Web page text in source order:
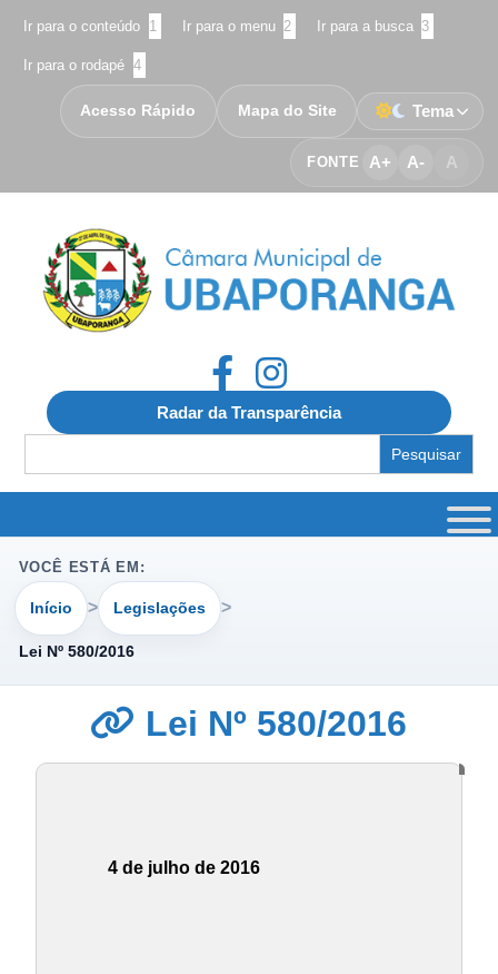
Ir para o conteúdo 1 Ir para o menu 2 Ir para a busca 3
Ir para o rodapé 4
FONTE A+ A- A
Acesso Rápido Mapa do Site Tema
Radar da Transparência
for:
VOCÊ ESTÁ EM:
Início Legislações
Lei Nº 580/2016
Lei Nº 580/2016
4 de julho de 2016